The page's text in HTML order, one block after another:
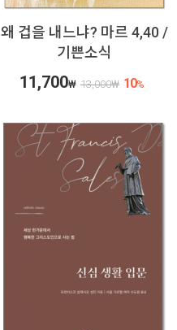
왜 겁을 내느냐? 마르 4,40 /
기쁜소식
11,700₩ 13,000₩ 10%